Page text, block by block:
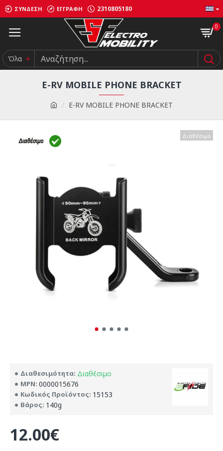
ΣΎΝΔΕΣΗ ΕΓΓΡΑΦΉ 2310805180
0
Όλα
E-RV MOBILE PHONE BRACKET
E-RV MOBILE PHONE BRACKET
Διαθέσιμο
Διαθεσιμότητα: Διαθέσιμο
MPN: 0000015676
Κωδικός Προϊόντος: 15153
Βάρος: 140g
12.00€